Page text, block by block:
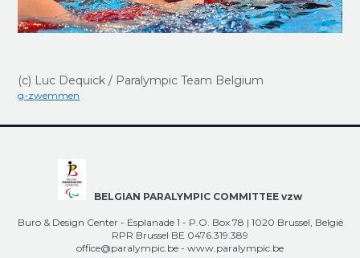
(c) Luc Dequick / Paralympic Team Belgium
g-zwemmen
BELGIAN PARALYMPIC COMMITTEE vzw
Buro & Design Center - Esplanade 1 - P.O. Box 78 | 1020 Brussel, België
RPR Brussel BE 0476.319.389
office@paralympic.be - www.paralympic.be